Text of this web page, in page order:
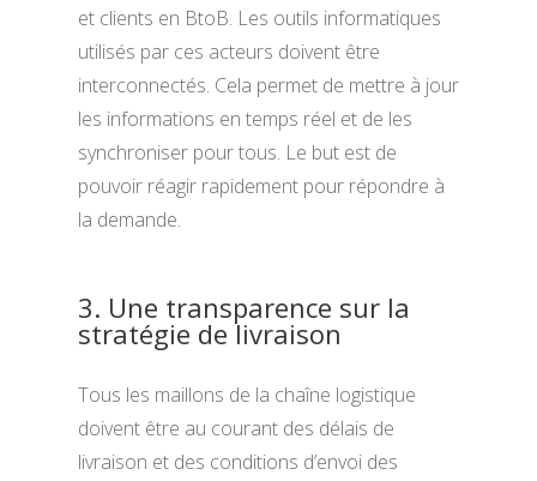
et clients en BtoB. Les outils informatiques
utilisés par ces acteurs doivent être
interconnectés. Cela permet de mettre à jour
les informations en temps réel et de les
synchroniser pour tous. Le but est de
pouvoir réagir rapidement pour répondre à
la demande.
3. Une transparence sur la
stratégie de livraison
Tous les maillons de la chaîne logistique
doivent être au courant des délais de
livraison et des conditions d’envoi des